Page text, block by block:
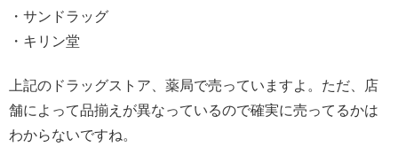
・サンドラッグ
・キリン堂
上記のドラッグストア、薬局で売っていますよ。ただ、店
舗によって品揃えが異なっているので確実に売ってるかは
わからないですね。